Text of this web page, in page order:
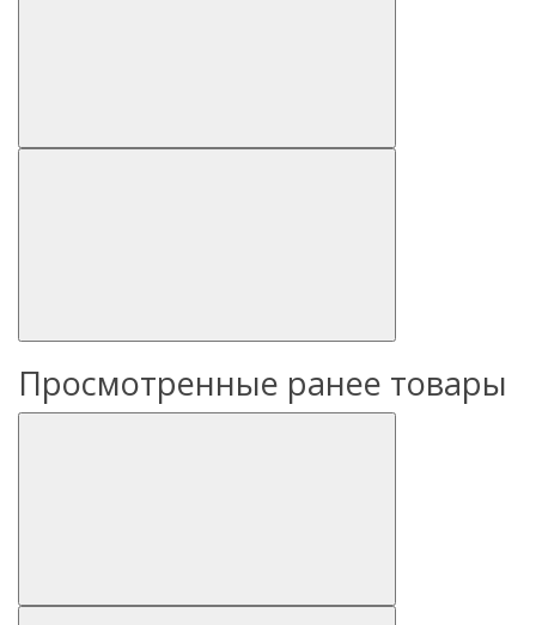
Просмотренные ранее товары